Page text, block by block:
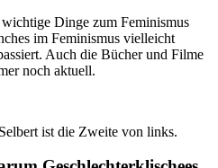
Dinge zum Feminismus
im Feminismus vielleicht
Auch die Bücher und Filme
noch aktuell.
ist die Zweite von links.